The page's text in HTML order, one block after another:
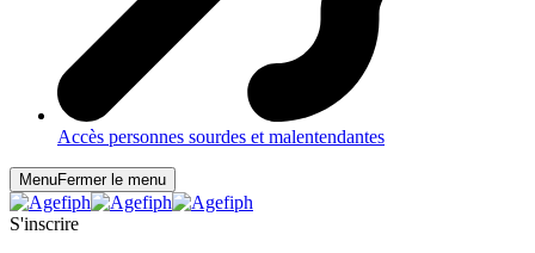
Accès personnes sourdes et malentendantes
MenuFermer le menu
S'inscrire